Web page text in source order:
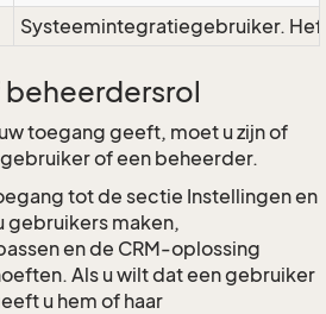
Systeemintegratiegebruiker.
toegang geeft, moet u zijn of
of een beheerder.
tot de sectie Instellingen en
gebruikers maken,
en de CRM-oplossing
Als u wilt dat een gebruiker
u hem of haar